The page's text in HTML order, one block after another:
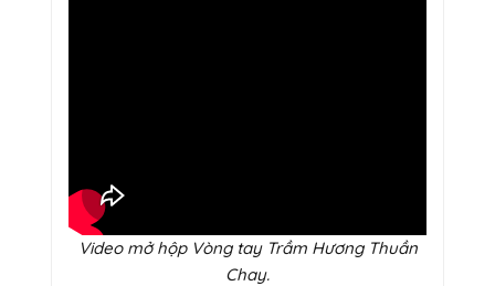
Video mở hộp Vòng tay Trầm Hương Thuần
Chay.